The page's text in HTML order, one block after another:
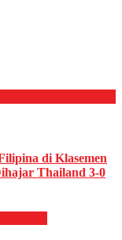
di Klasemen
Thailand 3-0